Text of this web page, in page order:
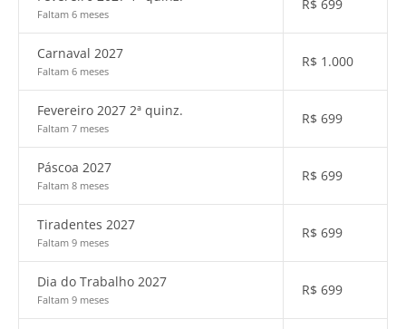
Faltam 6 meses
R$ 699
Carnaval 2027
Faltam 6 meses
R$ 1.000
Fevereiro 2027 2ª quinz.
Faltam 7 meses
R$ 699
Páscoa 2027
Faltam 8 meses
R$ 699
Tiradentes 2027
Faltam 9 meses
R$ 699
Dia do Trabalho 2027
Faltam 9 meses
R$ 699